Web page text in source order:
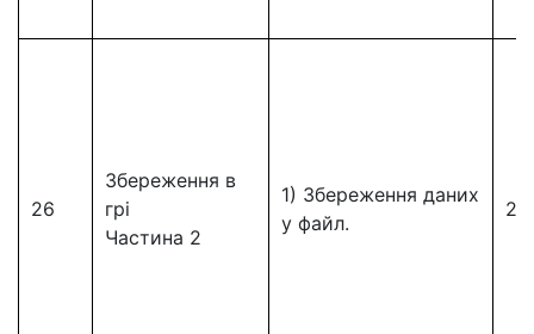
26
Збереження в
грі
Частина 2
1) Збереження даних
у файл.
26